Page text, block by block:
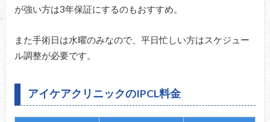
が強い方は3年保証にするのもおすすめ。
また手術日は水曜のみなので、平日忙しい方はスケジュー
ル調整が必要です。
アイケアクリニックのIPCL料金